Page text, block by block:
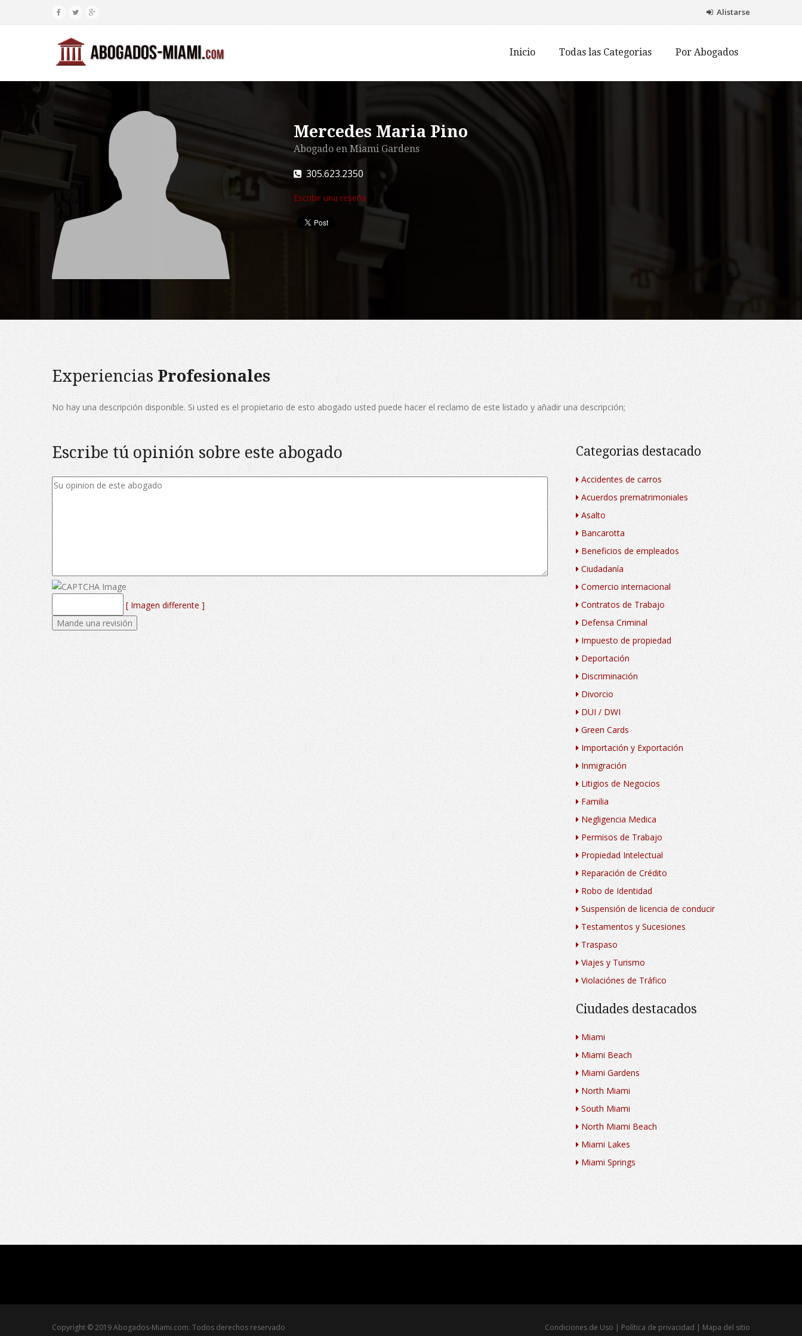
Alistarse
Inicio Todas las Categorias Por Abogados
Mercedes Maria Pino
Abogado en Miami Gardens
305.623.2350
Escribir una reseña
Experiencias Profesionales
No hay una descripción disponible. Si usted es el propietario de esto abogado usted puede hacer el reclamo de este listado y añadir una descripción;
Escribe tú opinión sobre este abogado
[ Imagen differente ]
Categorias destacado
Accidentes de carros
Acuerdos prematrimoniales
Asalto
Bancarotta
Beneficios de empleados
Ciudadanía
Comercio internacional
Contratos de Trabajo
Defensa Criminal
Impuesto de propiedad
Deportación
Discriminación
Divorcio
DUI / DWI
Green Cards
Importación y Exportación
Inmigración
Litigios de Negocios
Familia
Negligencia Medica
Permisos de Trabajo
Propiedad Intelectual
Reparación de Crédito
Robo de Identidad
Suspensión de licencia de conducir
Testamentos y Sucesiones
Traspaso
Viajes y Turismo
Violaciónes de Tráfico
Ciudades destacados
Miami
Miami Beach
Miami Gardens
North Miami
South Miami
North Miami Beach
Miami Lakes
Miami Springs
Copyright © 2019 Abogados-Miami.com. Todos derechos reservado Condiciones de Uso | Política de privacidad | Mapa del sitio